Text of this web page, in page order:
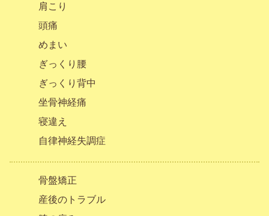
肩こり
頭痛
めまい
ぎっくり腰
ぎっくり背中
坐骨神経痛
寝違え
自律神経失調症
骨盤矯正
産後のトラブル